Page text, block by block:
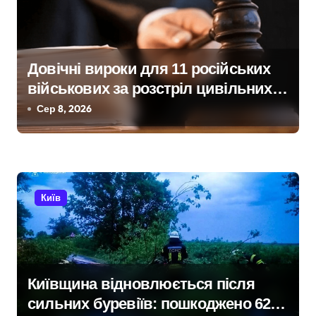
Довічні вироки для 11 російських
військових за розстріл цивільних
на Київщині
Сер 8, 2026
Київ
Київщина відновлюється після
сильних буревіїв: пошкоджено 62